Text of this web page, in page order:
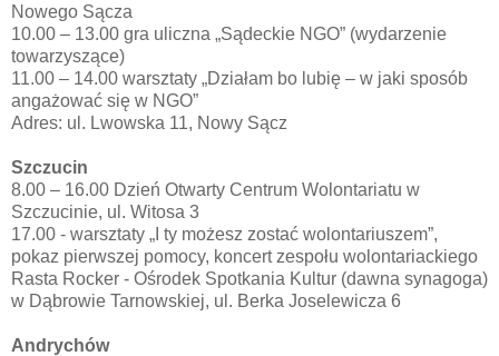
Nowego Sącza
10.00 – 13.00 gra uliczna „Sądeckie NGO” (wydarzenie
towarzyszące)
11.00 – 14.00 warsztaty „Działam bo lubię – w jaki sposób
angażować się w NGO”
Adres: ul. Lwowska 11, Nowy Sącz
Szczucin
8.00 – 16.00 Dzień Otwarty Centrum Wolontariatu w
Szczucinie, ul. Witosa 3
17.00 - warsztaty „I ty możesz zostać wolontariuszem”,
pokaz pierwszej pomocy, koncert zespołu wolontariackiego
Rasta Rocker - Ośrodek Spotkania Kultur (dawna synagoga)
w Dąbrowie Tarnowskiej, ul. Berka Joselewicza 6
Andrychów